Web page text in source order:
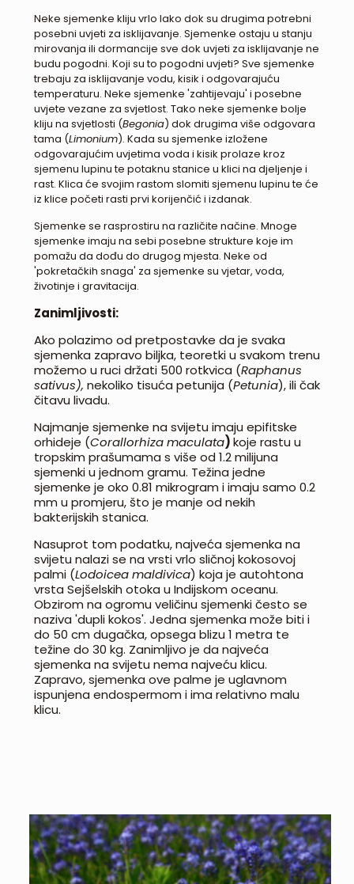
Neke sjemenke kliju vrlo lako dok su drugima potrebni
posebni uvjeti za isklijavanje. Sjemenke ostaju u stanju
mirovanja ili dormancije sve dok uvjeti za isklijavanje ne
budu pogodni. Koji su to pogodni uvjeti? Sve sjemenke
trebaju za isklijavanje vodu, kisik i odgovarajuću
temperaturu. Neke sjemenke 'zahtijevaju' i posebne
uvjete vezane za svjetlost. Tako neke sjemenke bolje
kliju na svjetlosti (Begonia) dok drugima više odgovara
tama (Limonium). Kada su sjemenke izložene
odgovarajućim uvjetima voda i kisik prolaze kroz
sjemenu lupinu te potaknu stanice u klici na djeljenje i
rast. Klica će svojim rastom slomiti sjemenu lupinu te će
iz klice početi rasti prvi korijenčić i izdanak.
Sjemenke se rasprostiru na različite načine. Mnoge
sjemenke imaju na sebi posebne strukture koje im
pomažu da dođu do drugog mjesta. Neke od
'pokretačkih snaga' za sjemenke su vjetar, voda,
životinje i gravitacija.
Zanimljivosti:
Ako polazimo od pretpostavke da je svaka
sjemenka zapravo biljka, teoretki u svakom trenu
možemo u ruci držati 500 rotkvica (Raphanus
sativus), nekoliko tisuća petunija (Petunia), ili čak
čitavu livadu.
Najmanje sjemenke na svijetu imaju epifitske
orhideje (Corallorhiza maculata)koje rastu u
tropskim prašumama s više od 1.2 milijuna
sjemenki u jednom gramu. Težina jedne
sjemenke je oko 0.81 mikrogram i imaju samo 0.2
mm u promjeru, što je manje od nekih
bakterijskih stanica.
Nasuprot tom podatku, najveća sjemenka na
svijetu nalazi se na vrsti vrlo sličnoj kokosovoj
palmi (Lodoicea maldivica) koja je autohtona
vrsta Sejšelskih otoka u Indijskom oceanu.
Obzirom na ogromu veličinu sjemenki često se
naziva 'dupli kokos'. Jedna sjemenka može biti i
do 50 cm dugačka, opsega blizu 1 metra te
težine do 30 kg. Zanimljivo je da najveća
sjemenka na svijetu nema najveću klicu.
Zapravo, sjemenka ove palme je uglavnom
ispunjena endospermom i ima relativno malu
klicu.